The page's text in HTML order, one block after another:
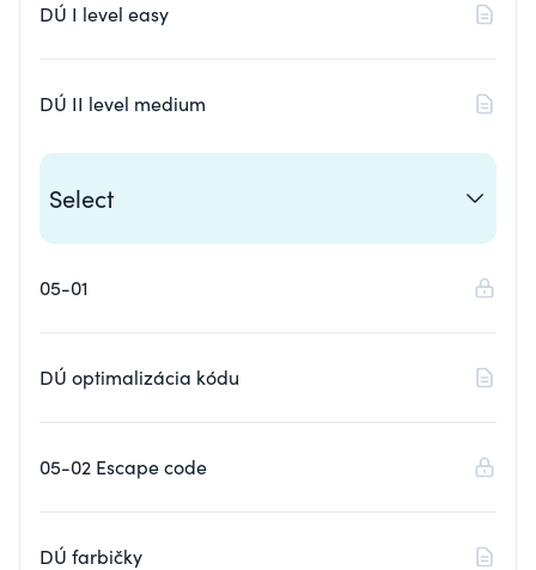
DÚ I level easy
DÚ II level medium
Select
05-01
DÚ optimalizácia kódu
05-02 Escape code
DÚ farbičky